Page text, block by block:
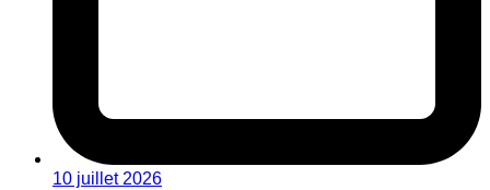
10 juillet 2026